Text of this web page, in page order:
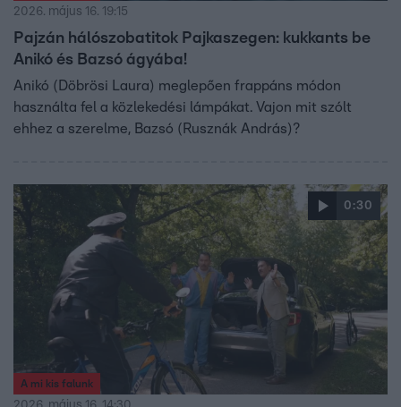
2026. május 16. 19:15
Pajzán hálószobatitok Pajkaszegen: kukkants be
Anikó és Bazsó ágyába!
Anikó (Döbrösi Laura) meglepően frappáns módon
használta fel a közlekedési lámpákat. Vajon mit szólt
ehhez a szerelme, Bazsó (Rusznák András)?
0:30
A mi kis falunk